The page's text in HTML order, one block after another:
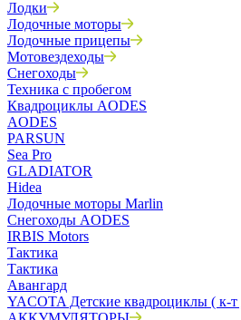
Лодки
Лодочные моторы
Лодочные прицепы
Мотовездеходы
Снегоходы
Техника с пробегом
Квадроциклы AODES
AODES
PARSUN
Sea Pro
GLADIATOR
Hidea
Лодочные моторы Marlin
Снегоходы AODES
IRBIS Motors
Тактика
Тактика
Авангард
YACOTA Детские квадроциклы ( к-т